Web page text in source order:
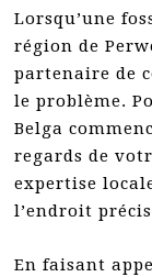
Lorsqu’une
région de
partenaire de
le problème.
Belga
regards de
expertise
l’endroit
En faisant